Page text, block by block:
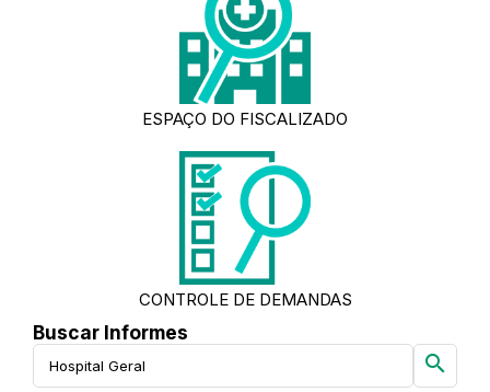
ESPAÇO DO FISCALIZADO
CONTROLE DE DEMANDAS
Buscar Informes
search